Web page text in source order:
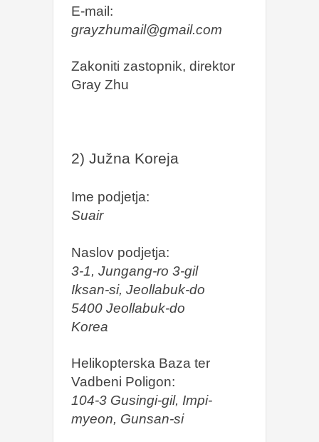
E-mail:
grayzhumail@gmail.com
Zakoniti zastopnik, direktor
Gray Zhu
2) Južna Koreja
Ime podjetja:
Suair
Naslov podjetja:
3-1, Jungang-ro 3-gil
Iksan-si, Jeollabuk-do
5400 Jeollabuk-do
Korea
Helikopterska Baza ter
Vadbeni Poligon:
104-3 Gusingi-gil, Impi-
myeon, Gunsan-si